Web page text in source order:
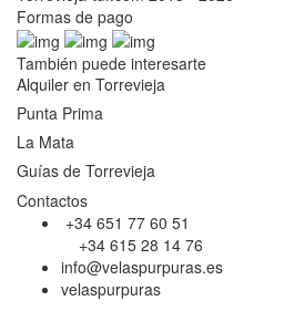
Formas de pago
También puede interesarte
Alquiler en Torrevieja
Punta Prima
La Mata
Guías de Torrevieja
Contactos
+34 651 77 60 51
+34 615 28 14 76
info@velaspurpuras.es
velaspurpuras